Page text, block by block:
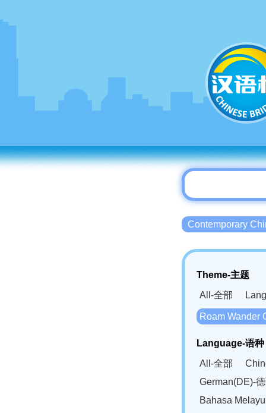
Contemporary
Theme-主题
All-全部
Roam Wander
Language-语种
All-全部
German(DE)-
Bahasa